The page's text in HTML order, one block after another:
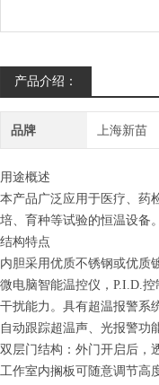
产品介绍：
品牌 上海新苗
用途概述
本产品广泛应用于医疗、药
培、育种等试验的恒温设备
结构特点
内胆采用优质不锈钢或优质
微电脑智能温控仪， P.I.D.控
干扰能力。具有超温报警系
自动跟踪超温声、光报警功
双层门结构：外门开启后，
工作室内搁板可随意调节高